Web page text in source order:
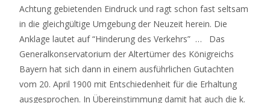
Achtung gebietenden Eindruck und ragt schon fast seltsam
in die gleichgültige Umgebung der Neuzeit herein. Die
Anklage lautet auf “Hinderung des Verkehrs” … Das
Generalkonservatorium der Altertümer des Königreichs
Bayern hat sich dann in einem ausführlichen Gutachten
vom 20. April 1900 mit Entschiedenheit für die Erhaltung
ausgesprochen. In Übereinstimmung damit hat auch die k.